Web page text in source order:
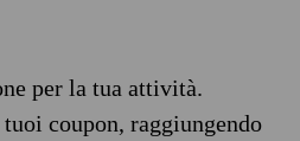
per la tua attività.
coupon, raggiungendo